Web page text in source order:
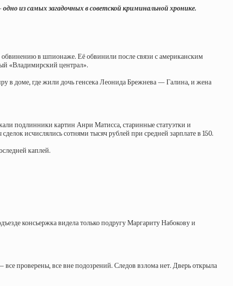
из самых загадочных в советской криминальной хронике.
обвинению в шпионаже. Её обвинили после связи с американским
«Владимирский централ».
в доме, где жили дочь генсека Леонида Брежнева — Галина, и жена
подлинники картин Анри Матисса, старинные статуэтки и
исчислялись сотнями тысяч рублей при средней зарплате в 150.
каплей.
консьержка видела только подругу Маргариту Набокову и
проверены, все вне подозрений. Следов взлома нет. Дверь открыла